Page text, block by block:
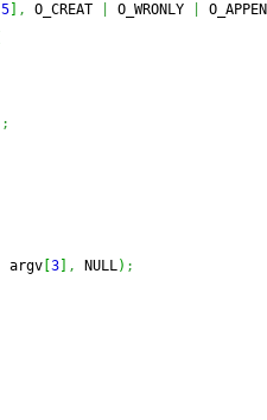
5 , O_CREAT O_WRONLY
;
argv 3 , NULL) ;